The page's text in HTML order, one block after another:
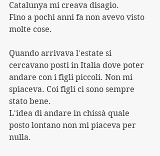
Catalunya mi creava disagio.
Fino a pochi anni fa non avevo visto
molte cose.
Quando arrivava l'estate si
cercavano posti in Italia dove poter
andare con i figli piccoli. Non mi
spiaceva. Coi figli ci sono sempre
stato bene.
L'idea di andare in chissà quale
posto lontano non mi piaceva per
nulla.